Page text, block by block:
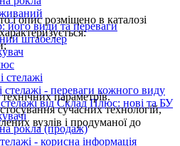
його види та переваги
штабелер
стелажі
стелажі - переваги кожного виду
від Склад Плюс: нові та БУ
рокла (продаж)
- корисна інформація
і опис розміщено в каталозі
параметрів.
сучасних технологій,
вузлів і продуманої до